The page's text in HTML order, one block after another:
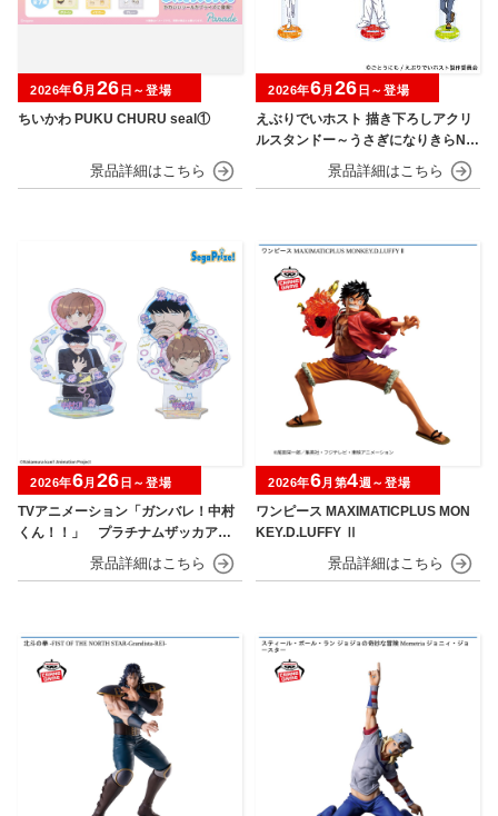
ちいかわ PUKU CHURU seal①
2026年6月 26 日～登場
えぶりでいホスト 描き下ろしアクリ
ルスタンドー～うさぎになりきらNIG
2026年6月 26 日～登場
TVアニメーション「ガンバレ！中村
くん！！」 プラチナムザッカアク
リルジオラマ
2026年6月 26 日～登場
ワンピース MAXIMATICPLUS MON
KEY.D.LUFFY Ⅱ
2026年6月第4週～登場